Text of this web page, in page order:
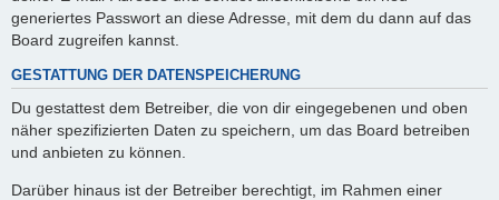
generiertes Passwort an diese Adresse, mit dem du dann auf das
Board zugreifen kannst.
GESTATTUNG DER DATENSPEICHERUNG
Du gestattest dem Betreiber, die von dir eingegebenen und oben
näher spezifizierten Daten zu speichern, um das Board betreiben
und anbieten zu können.
Darüber hinaus ist der Betreiber berechtigt, im Rahmen einer